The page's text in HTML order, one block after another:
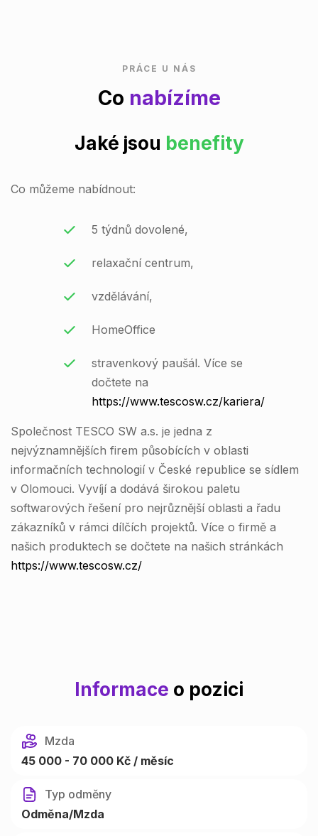
PRÁCE U NÁS
Co nabízíme
Jaké jsou benefity
Co můžeme nabídnout:
5 týdnů dovolené,
relaxační centrum,
vzdělávání,
HomeOffice
stravenkový paušál. Více se
dočtete na
https://www.tescosw.cz/kariera/
Společnost TESCO SW a.s. je jedna z
nejvýznamnějších firem působících v oblasti
informačních technologií v České republice se sídlem
v Olomouci. Vyvíjí a dodává širokou paletu
softwarových řešení pro nejrůznější oblasti a řadu
zákazníků v rámci dílčích projektů. Více o firmě a
našich produktech se dočtete na našich stránkách
https://www.tescosw.cz/
Informace o pozici
Mzda
45 000 - 70 000 Kč / měsíc
Typ odměny
Odměna/Mzda